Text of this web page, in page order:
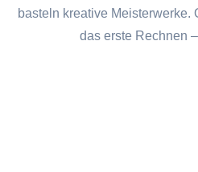
basteln kreative Meisterwerke.
das erste Rechnen